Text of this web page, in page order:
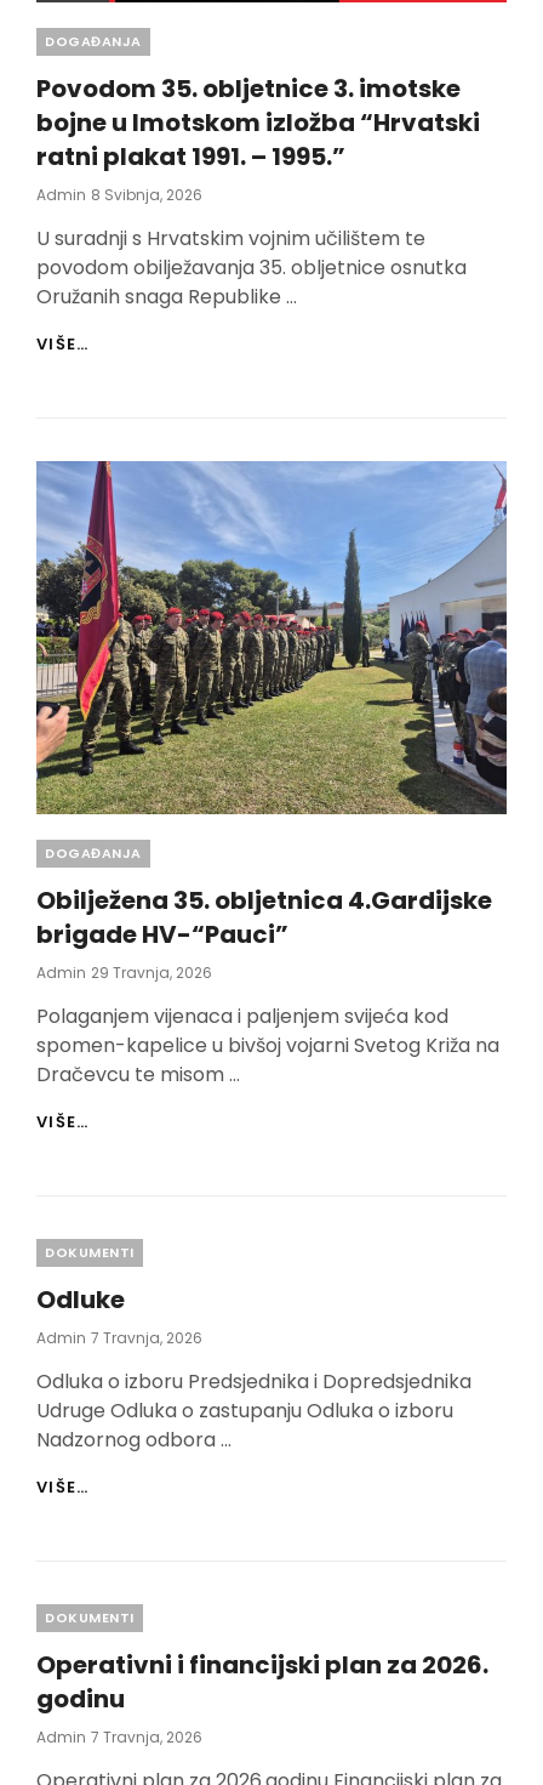
Categories
DOGAĐANJA
Povodom 35. obljetnice 3. imotske
bojne u Imotskom izložba “Hrvatski
ratni plakat 1991. – 1995.”
Admin Posted
8 Svibnja, 2026
U suradnji s Hrvatskim vojnim učilištem te
povodom obilježavanja 35. obljetnice osnutka
Oružanih snaga Republike …
VIŠE…
U
IMOTSKOM
IZLOŽBA
“HRVATSKI
RATNI
PLAKAT
1991.
1995.”
Categories
DOGAĐANJA
Obilježena 35. obljetnica 4.Gardijske
brigade HV-“Pauci”
Admin Posted
29 Travnja, 2026
Polaganjem vijenaca i paljenjem svijeća kod
spomen-kapelice u bivšoj vojarni Svetog Križa na
Dračevcu te misom …
VIŠE…
Categories
DOKUMENTI
Odluke
Admin Posted
7 Travnja, 2026
Odluka o izboru Predsjednika i Dopredsjednika
Udruge Odluka o zastupanju Odluka o izboru
Nadzornog odbora …
VIŠE…
Categories
DOKUMENTI
Operativni i financijski plan za 2026.
godinu
Admin Posted
7 Travnja, 2026